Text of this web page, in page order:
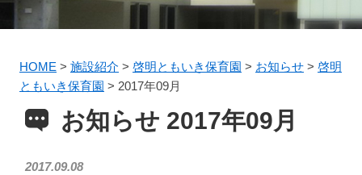
HOME > 施設紹介 > 啓明ともいき保育園 > お知らせ > 啓明
ともいき保育園 > 2017年09月
お知らせ 2017年09月
2017.09.08